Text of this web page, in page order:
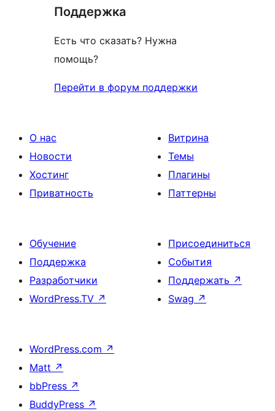
Поддержка
Есть что сказать? Нужна
помощь?
Перейти в форум поддержки
О нас
Новости
Хостинг
Приватность
Витрина
Темы
Плагины
Паттерны
Обучение
Поддержка
Разработчики
WordPress.TV ↗
Присоединиться
События
Поддержать ↗
Swag ↗
WordPress.com ↗
Matt ↗
bbPress ↗
BuddyPress ↗